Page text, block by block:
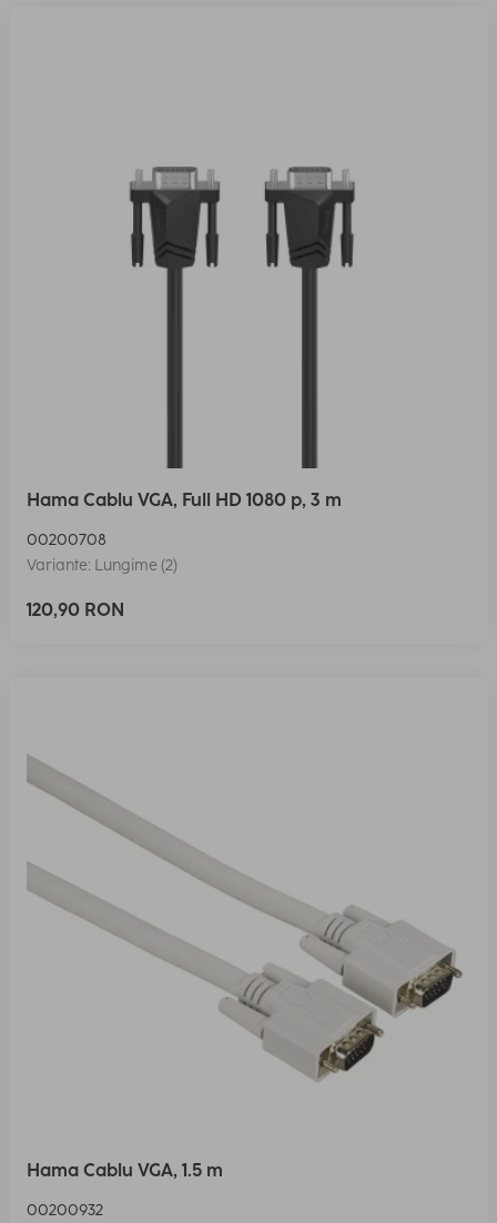
Hama Cablu VGA, Full HD 1080 p, 3 m
00200708
Variante: Lungime (2)
120,90 RON
Hama Cablu VGA, 1.5 m
00200932